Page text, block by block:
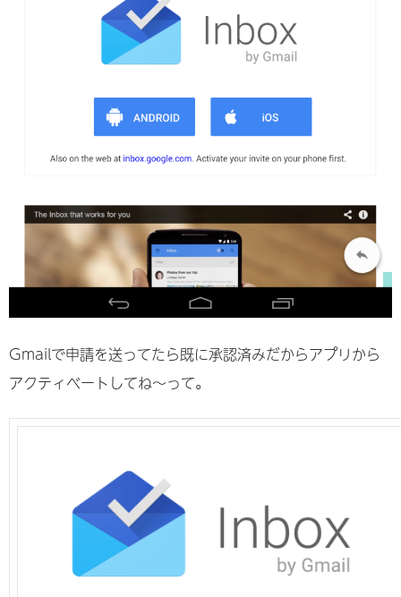
Gmailで申請を送ってたら既に承認済みだからアプリから
アクティベートしてね～って。